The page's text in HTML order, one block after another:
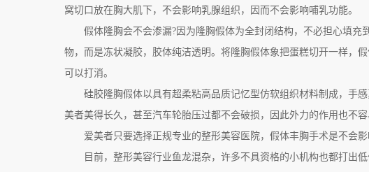
窝切口放在胸大肌下，不会影响乳腺组织，因而不会影响哺乳功能。
假体隆胸会不会渗漏?因为隆胸假体为全封闭结构，不必担心填充
物，而是冻状凝胶，胶体纯洁透明。将隆胸假体象把蛋糕切开一样，
可以打消。
硅胶隆胸假体以具有超柔粘高品质记忆型仿软组织材料制成，手感
美者美得长久，甚至汽车轮胎压过都不会破损，因此外力的作用也不容
爱美者只要选择正规专业的整形美容医院，假体丰胸手术是不会影
目前，整形美容行业鱼龙混杂，许多不具资格的小机构也都打出低